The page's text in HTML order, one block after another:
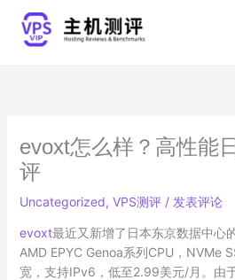
evoxt怎么样？高性能
评
Uncategorized, VPS测评/ 发表评论
evoxt最近又新增了日本东京数据中心
AMD EPYC Genoa系列CPU，NVMe
宽，支持IPv6，低至2.99美元/月。由